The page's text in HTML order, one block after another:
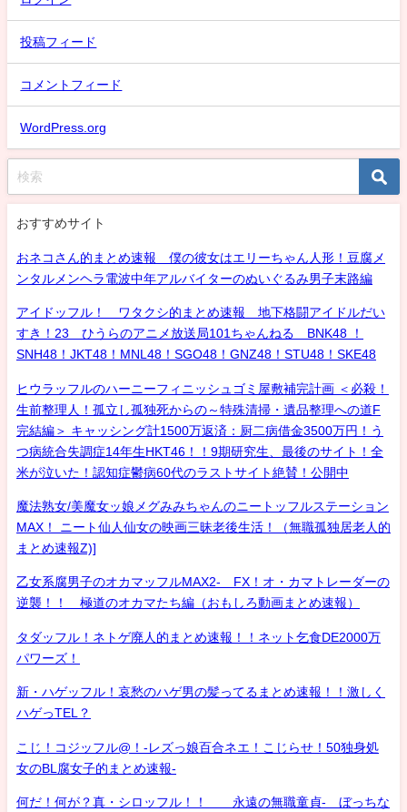
投稿フィード
コメントフィード
WordPress.org
おすすめサイト
おネコさん的まとめ速報 僕の彼女はエリーちゃん人形！豆腐メ
ンタルメンヘラ電波中年アルバイターのぬいぐるみ男子末路編
アイドッフル！ ワタクシ的まとめ速報 地下格闘アイドルだい
すき！23 ひうらのアニメ放送局101ちゃんねる BNK48 ！
SNH48！JKT48！MNL48！SGO48！GNZ48！STU48！SKE48
ヒウラッフルのハーニーフィニッシュゴミ屋敷補完計画 ＜必殺！
生前整理人！孤立し孤独死からの～特殊清掃・遺品整理への道F
完結編＞ キャッシング計1500万返済：厨二病借金3500万円！う
つ病統合失調症14年生HKT46！！9期研究生、最後のサイト！全
米が泣いた！認知症鬱病60代のラストサイト絶賛！公開中
魔法熟女/美魔女ッ娘メグみみちゃんのニートッフルステーション
MAX！ ニート仙人仙女の映画三昧老後生活！（無職孤独居老人的
まとめ速報Z)]
乙女系腐男子のオカマッフルMAX2- FX！オ・カマトレーダーの
逆襲！！ 極道のオカマたち編（おもしろ動画まとめ速報）
タダッフル！ネトゲ廃人的まとめ速報！！ネット乞食DE2000万
パワーズ！
新・ハゲッフル！哀愁のハゲ男の髪ってるまとめ速報！！激しく
ハゲっTEL？
こじ！コジッフル@！-レズっ娘百合ネエ！こじらせ！50独身処
女のBL腐女子的まとめ速報-
何だ！何が？真・シロッフル！！ 永遠の無職童貞- ぼっちな